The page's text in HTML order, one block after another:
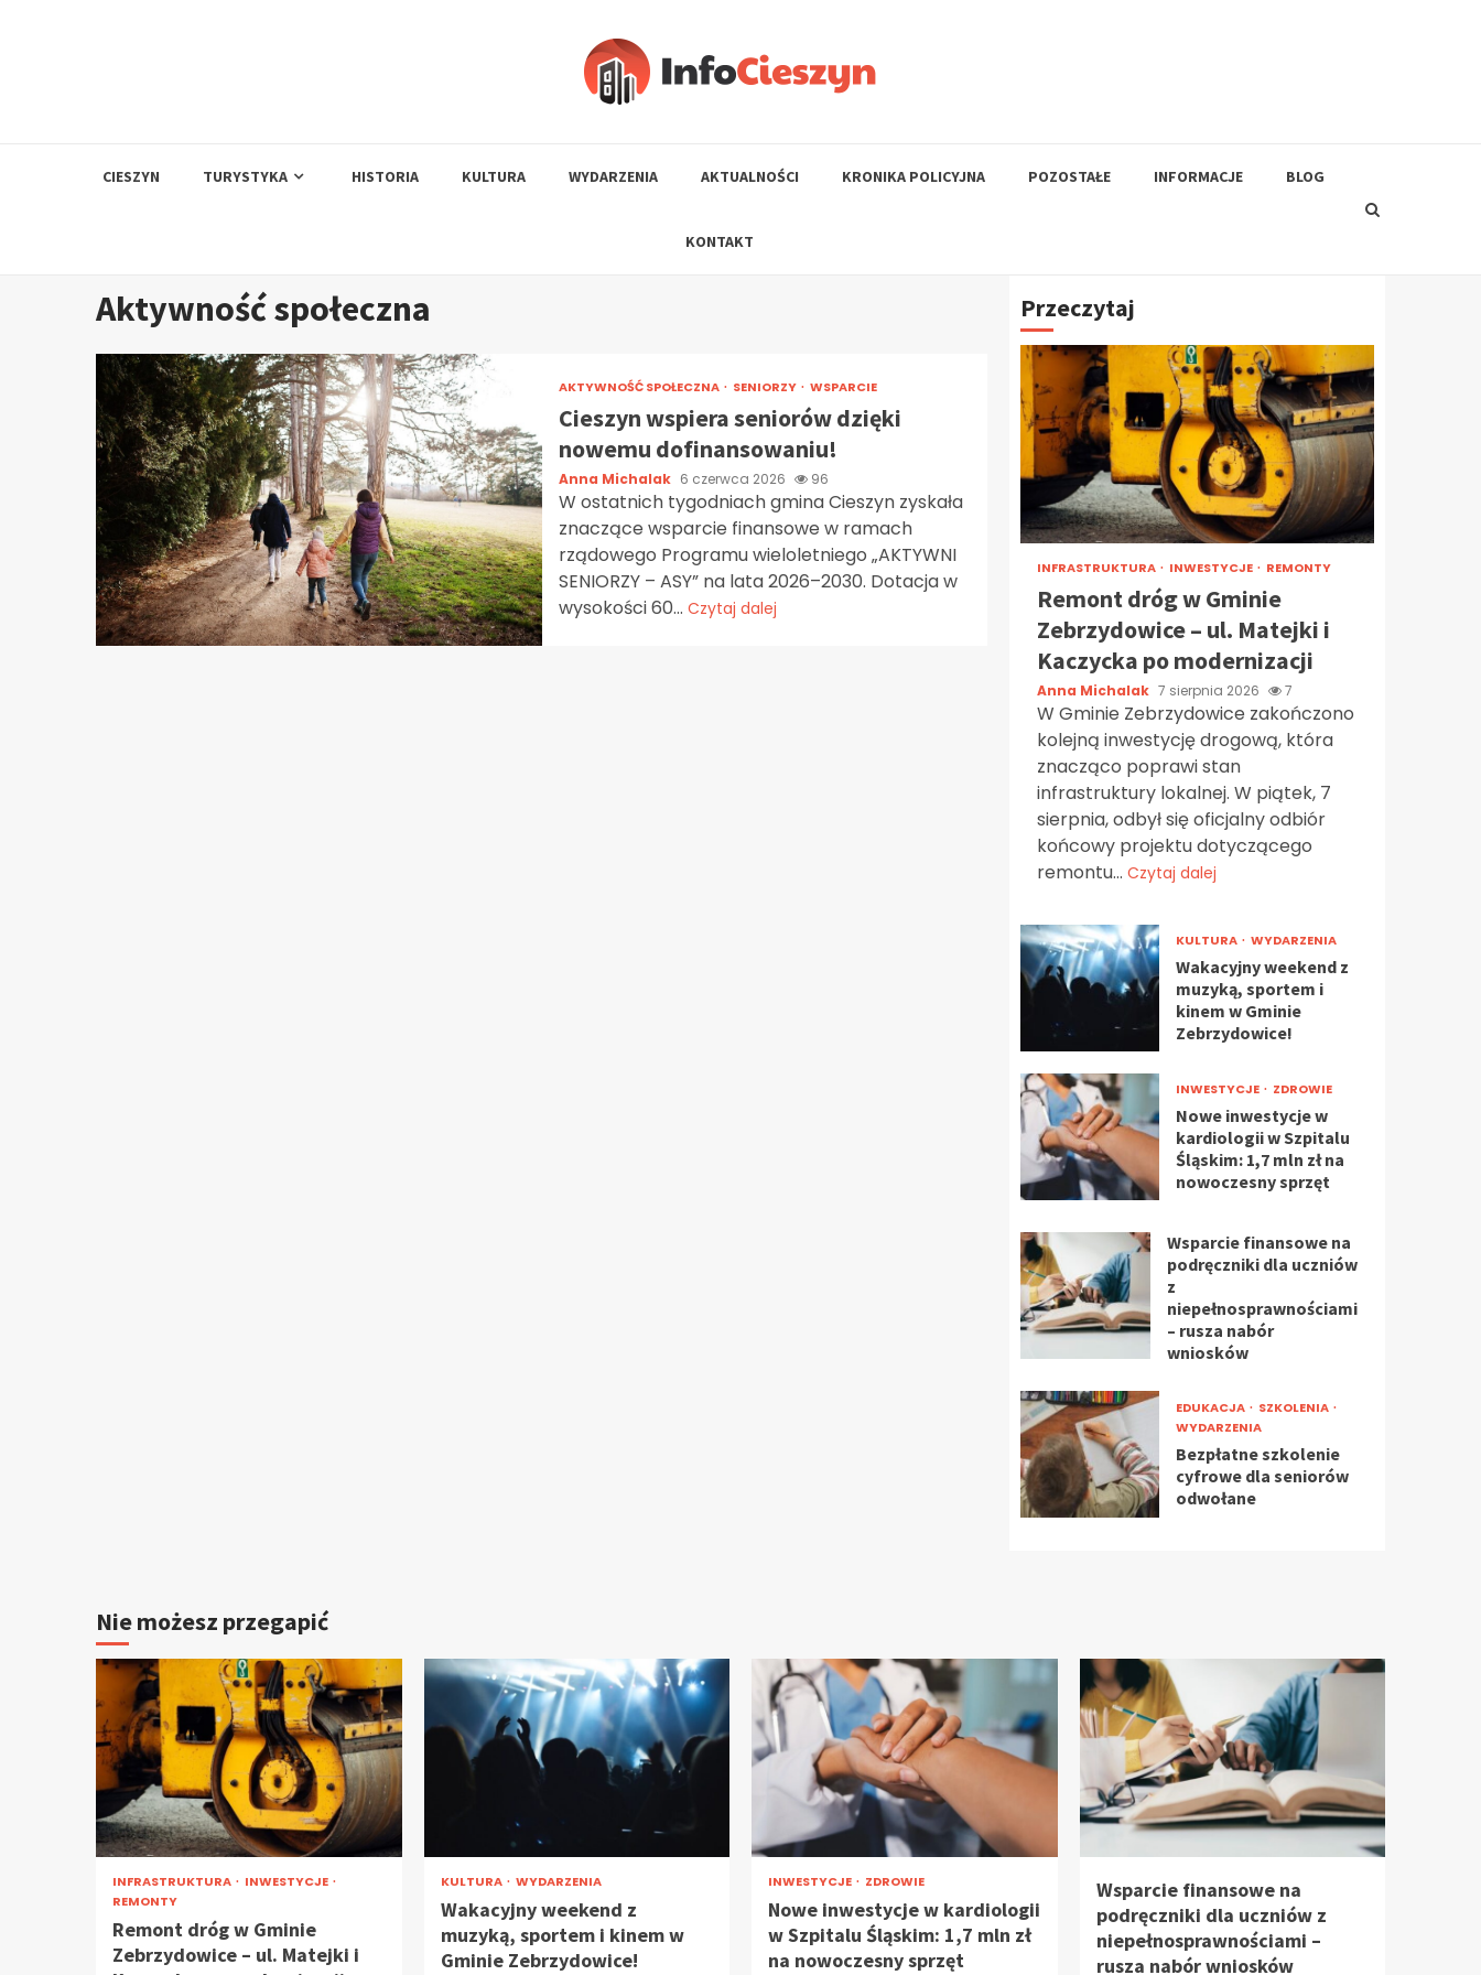
CIESZYN TURYSTYKA HISTORIA KULTURA WYDARZENIA AKTUALNOŚCI KRONIKA POLICYJNA POZOSTAŁE INFORMACJE BLOG
KONTAKT
Aktywność społeczna
AKTYWNOŚĆ SPOŁECZNA SENIORZY WSPARCIE
Cieszyn wspiera seniorów dzięki
nowemu dofinansowaniu!
Anna Michalak 6 czerwca 2026 96
W ostatnich tygodniach gmina Cieszyn zyskała
znaczące wsparcie finansowe w ramach
rządowego Programu wieloletniego „AKTYWNI
SENIORZY – ASY” na lata 2026–2030. Dotacja w
wysokości 60... Czytaj dalej
Przeczytaj
INFRASTRUKTURA INWESTYCJE REMONTY
Remont dróg w Gminie
Zebrzydowice – ul. Matejki i
Kaczycka po modernizacji
Anna Michalak 7 sierpnia 2026 7
W Gminie Zebrzydowice zakończono
kolejną inwestycję drogową, która
znacząco poprawi stan
infrastruktury lokalnej. W piątek, 7
sierpnia, odbył się oficjalny odbiór
końcowy projektu dotyczącego
remontu... Czytaj dalej
KULTURA WYDARZENIA
Wakacyjny weekend z
muzyką, sportem i
kinem w Gminie
Zebrzydowice!
INWESTYCJE ZDROWIE
Nowe inwestycje w
kardiologii w Szpitalu
Śląskim: 1,7 mln zł na
nowoczesny sprzęt
Wsparcie finansowe na
podręczniki dla uczniów
z
niepełnosprawnościami
– rusza nabór
wniosków
EDUKACJA
SZKOLENIA
WYDARZENIA
Bezpłatne szkolenie
cyfrowe dla seniorów
odwołane
Nie możesz przegapić
INFRASTRUKTURA
INWESTYCJE
REMONTY
Remont dróg w Gminie
Zebrzydowice – ul. Matejki i
KULTURA WYDARZENIA
Wakacyjny weekend z
muzyką, sportem i kinem w
Gminie Zebrzydowice!
INWESTYCJE ZDROWIE
Nowe inwestycje w kardiologii
w Szpitalu Śląskim: 1,7 mln zł
na nowoczesny sprzęt
Wsparcie finansowe na
podręczniki dla uczniów z
niepełnosprawnościami –
rusza nabór wniosków